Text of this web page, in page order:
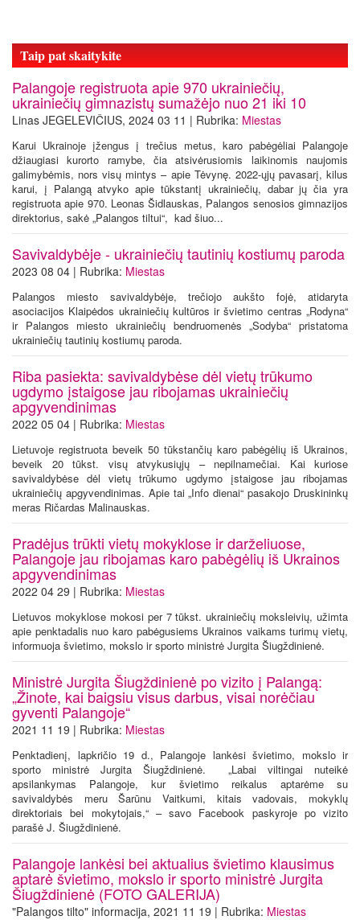
Taip pat skaitykite
Palangoje registruota apie 970 ukrainiečių,
ukrainiečių gimnazistų sumažėjo nuo 21 iki 10
Linas JEGELEVIČIUS, 2024 03 11 | Rubrika: Miestas
Karui Ukrainoje įžengus į trečius metus, karo pabėgėliai Palangoje
džiaugiasi kurorto ramybe, čia atsivėrusiomis laikinomis naujomis
galimybėmis, nors visų mintys – apie Tėvynę. 2022-ųjų pavasarį, kilus
karui, į Palangą atvyko apie tūkstantį ukrainiečių, dabar jų čia yra
registruota apie 970. Leonas Šidlauskas, Palangos senosios gimnazijos
direktorius, sakė „Palangos tiltui“, kad šiuo...
Savivaldybėje - ukrainiečių tautinių kostiumų paroda
2023 08 04 | Rubrika: Miestas
Palangos miesto savivaldybėje, trečiojo aukšto fojė, atidaryta
asociacijos Klaipėdos ukrainiečių kultūros ir švietimo centras „Rodyna“
ir Palangos miesto ukrainiečių bendruomenės „Sodyba“ pristatoma
ukrainiečių tautinių kostiumų paroda.
Riba pasiekta: savivaldybėse dėl vietų trūkumo
ugdymo įstaigose jau ribojamas ukrainiečių
apgyvendinimas
2022 05 04 | Rubrika: Miestas
Lietuvoje registruota beveik 50 tūkstančių karo pabėgėlių iš Ukrainos,
beveik 20 tūkst. visų atvykusiųjų – nepilnamečiai. Kai kuriose
savivaldybėse dėl vietų trūkumo ugdymo įstaigose jau ribojamas
ukrainiečių apgyvendinimas. Apie tai „Info dienai“ pasakojo Druskininkų
meras Ričardas Malinauskas.
Pradėjus trūkti vietų mokyklose ir darželiuose,
Palangoje jau ribojamas karo pabėgėlių iš Ukrainos
apgyvendinimas
2022 04 29 | Rubrika: Miestas
Lietuvos mokyklose mokosi per 7 tūkst. ukrainiečių moksleivių, užimta
apie penktadalis nuo karo pabėgusiems Ukrainos vaikams turimų vietų,
informuoja švietimo, mokslo ir sporto ministrė Jurgita Šiugždinienė.
Ministrė Jurgita Šiugždinienė po vizito į Palangą:
„Žinote, kai baigsiu visus darbus, visai norėčiau
gyventi Palangoje“
2021 11 19 | Rubrika: Miestas
Penktadienį, lapkričio 19 d., Palangoje lankėsi švietimo, mokslo ir
sporto ministrė Jurgita Šiugždinienė. „Labai viltingai nuteikė
apsilankymas Palangoje, kur švietimo reikalus aptarėme su
savivaldybės meru Šarūnu Vaitkumi, kitais vadovais, mokyklų
direktoriais bei mokytojais,“ – savo Facebook paskyroje po vizito
parašė J. Šiugždinienė.
Palangoje lankėsi bei aktualius švietimo klausimus
aptarė švietimo, mokslo ir sporto ministrė Jurgita
Šiugždinienė (FOTO GALERIJA)
"Palangos tilto" informacija, 2021 11 19 | Rubrika: Miestas